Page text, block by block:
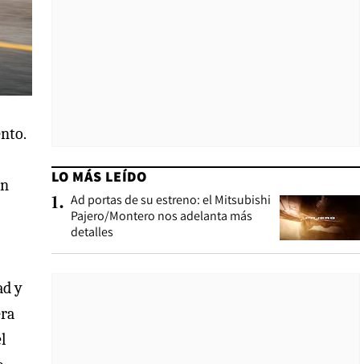
y
LO MÁS LEÍDO
1. Ad portas de su estreno: el Mitsubishi
Pajero/Montero nos adelanta más
detalles